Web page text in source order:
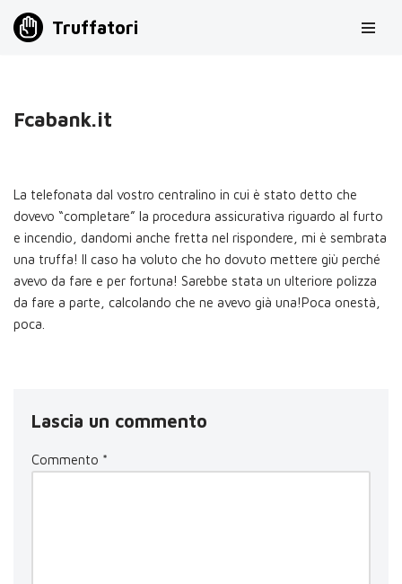
Truffatori
Fcabank.it
La telefonata dal vostro centralino in cui è stato detto che
dovevo “completare” la procedura assicurativa riguardo al furto
e incendio, dandomi anche fretta nel rispondere, mi è sembrata
una truffa! Il caso ha voluto che ho dovuto mettere giù perché
avevo da fare e per fortuna! Sarebbe stata un ulteriore polizza
da fare a parte, calcolando che ne avevo già una!Poca onestà,
poca.
Lascia un commento
Commento *